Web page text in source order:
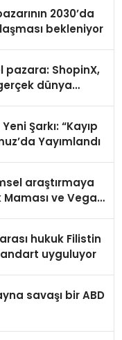
2030’da
bekleniyor
pazara: ShopinX,
dünya
Şarkı: “Kayıp
Yayımlandı
araştırmaya
ve Vegan
hukuk Filistin
uyguluyor
savaşı bir ABD